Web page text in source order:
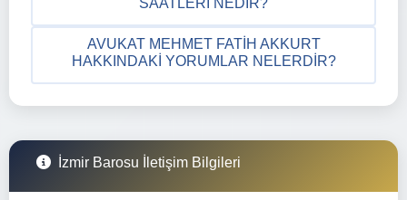
AVUKAT MEHMET FATIH AKKURT
HAKKINDAKI YORUMLAR NELERDIR?
İzmir Barosu İletişim Bilgileri